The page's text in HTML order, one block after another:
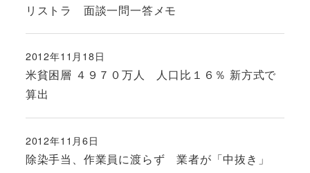
リストラ 面談一問一答メモ
米貧困層 ４９７０万人 人口比１６％ 新方式で
算出
投稿日
2012年11月18日
除染手当、作業員に渡らず 業者が「中抜き」
投稿日
2012年11月6日